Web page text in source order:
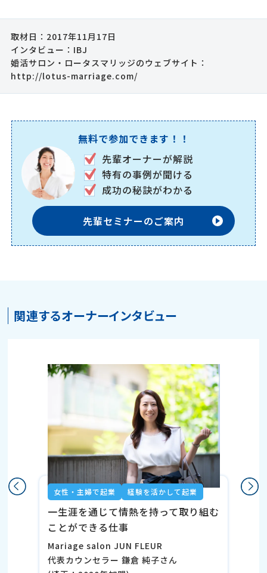
取材日：2017年11月17日
インタビュー：IBJ
婚活サロン・ロータスマリッジのウェブサイト：
http://lotus-marriage.com/
無料で参加できます！！
先輩オーナーが解説
特有の事例が聞ける
成功の秘訣がわかる
先輩セミナーのご案内
関連するオーナーインタビュー
女性・主婦で起業 経験を活かして起業
一生涯を通じて情熱を持って取り組む
ことができる仕事
Mariage salon JUN FLEUR
代表カウンセラー 鎌倉 純子さん